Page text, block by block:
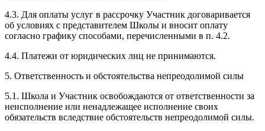
4.3. Для оплаты услуг в рассрочку Участник договаривается
об условиях с представителем Школы и вносит оплату
согласно графику способами, перечисленными в п. 4.2.
4.4. Платежи от юридических лиц не принимаются.
5. Ответственность и обстоятельства непреодолимой силы
5.1. Школа и Участник освобождаются от ответственности за
неисполнение или ненадлежащее исполнение своих
обязательств вследствие обстоятельств непреодолимой силы.